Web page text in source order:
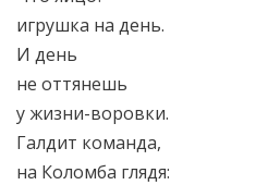
игрушка на день.
И день
не оттянешь
у жизни-воровки.
Галдит команда,
на Коломба глядя: